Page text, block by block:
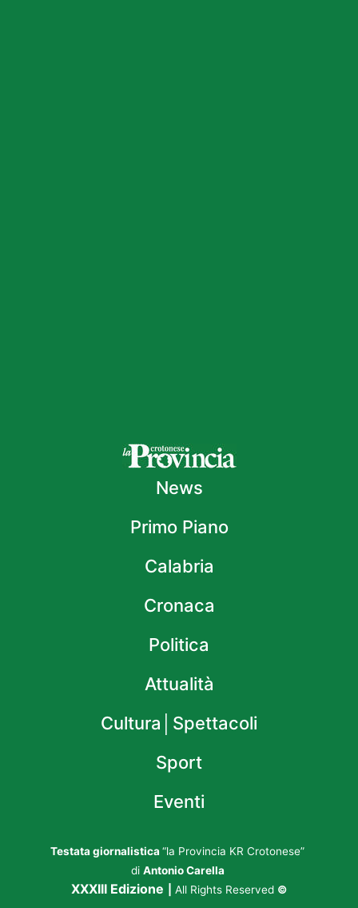
News
Primo Piano
Calabria
Cronaca
Politica
Attualità
Cultura│Spettacoli
Sport
Eventi
Testata giornalistica “la Provincia KR Crotonese”
di Antonio Carella
XXXIII Edizione All Rights Reserved ©